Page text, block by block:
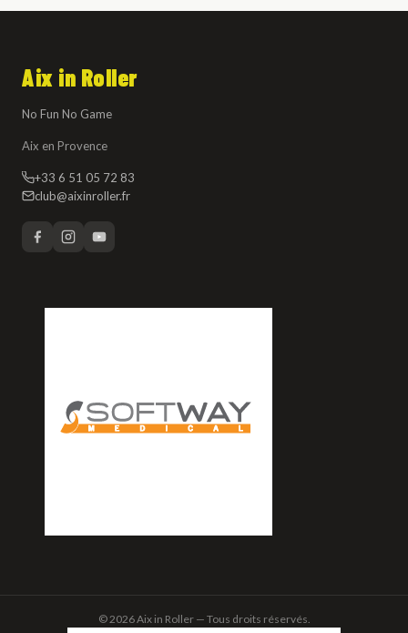
Aix in Roller
No Fun No Game
Aix en Provence
+33 6 51 05 72 83
club@aixinroller.fr
© 2026 Aix in Roller — Tous droits réservés.